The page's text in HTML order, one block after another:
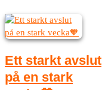
Ett starkt avslut
på en stark